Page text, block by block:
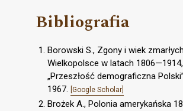
Bibliografia
Borowski S., Zgony i wiek
Wielkopolsce w latach 1806—1914,
„Przeszłość demograficzna
1967.
[Google Scholar]
Brożek A., Polonia amerykańska